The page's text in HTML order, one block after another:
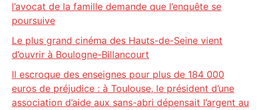
l’avocat de la famille demande que l’enquête se
poursuive
Le plus grand cinéma des Hauts-de-Seine vient
d’ouvrir à Boulogne-Billancourt
Il escroque des enseignes pour plus de 184 000
euros de préjudice : à Toulouse, le président d’une
association d’aide aux sans-abri dépensait l’argent au